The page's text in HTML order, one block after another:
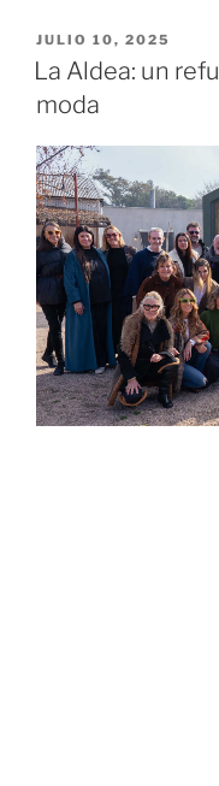
JULIO 10, 2025
La Aldea: un
moda